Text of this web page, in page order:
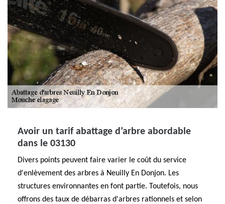
Avoir un tarif abattage d’arbre abordable
dans le 03130
Divers points peuvent faire varier le coût du service
d'enlèvement des arbres à Neuilly En Donjon. Les
structures environnantes en font partie. Toutefois, nous
offrons des taux de débarras d'arbres rationnels et selon